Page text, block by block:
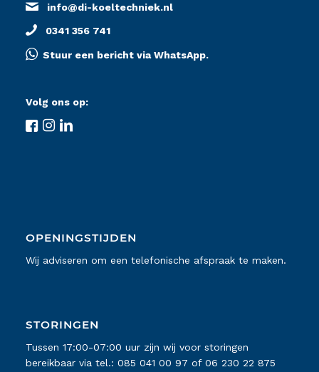
info@di-koeltechniek.nl
0341 356 741
Stuur een bericht via WhatsApp.
Volg ons op:
OPENINGSTIJDEN
Wij adviseren om een telefonische afspraak te maken.
STORINGEN
Tussen 17:00-07:00 uur zijn wij voor storingen
bereikbaar via tel.: 085 041 00 97 of 06 230 22 875